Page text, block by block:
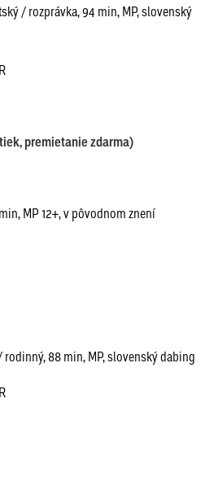
/ rozprávka, 94 min, MP, slovenský
premietanie zdarma)
MP 12+, v pôvodnom znení
88 min, MP, slovenský dabing